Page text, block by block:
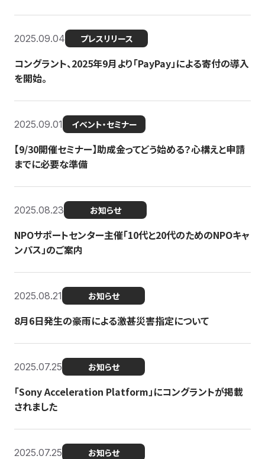
2025.09.04 プレスリリース
コングラント、2025年9月より「PayPay」による寄付の導入
を開始。
2025.09.01 イベント・セミナー
【9/30開催セミナー】助成金ってどう始める？心構えと申請
までに必要な準備
2025.08.23 お知らせ
NPOサポートセンター主催「10代と20代のためのNPOキャ
ンパス」のご案内
2025.08.21 お知らせ
8月6日発生の豪雨による激甚災害指定について
2025.07.25 お知らせ
「Sony Acceleration Platform」にコングラントが掲載
されました
2025.07.25 お知らせ